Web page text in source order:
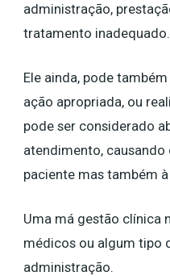
administração,
tratamento inadequado.
Ele ainda, pode
ação apropriada, ou
pode ser considerado
atendimento, causando
paciente mas também
Uma má gestão clínica
médicos ou algum tipo
administração.